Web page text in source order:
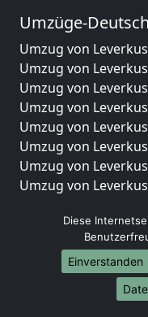
Umzüge-
Umzug von
Umzug von
Umzug von
Umzug von
Umzug von
Umzug von
Umzug von
Umzug von
Umzug von
Umzug von
Umzug von
Umzug von
Umzug von
Diese
Einverstanden